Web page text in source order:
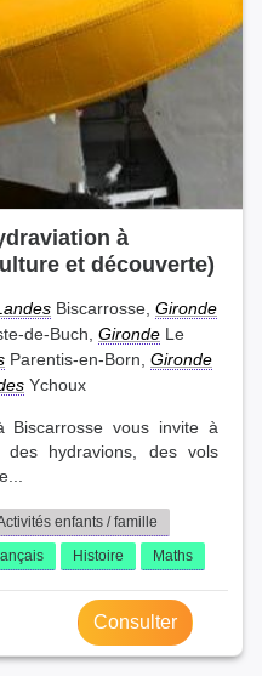
à
et découverte)
Biscarrosse, Gironde
de-Buch, Gironde Le
Parentis-en-Born, Gironde
Ychoux
Biscarrosse vous invite à
des hydravions, des vols
enfants / famille
Histoire Maths
Consulter